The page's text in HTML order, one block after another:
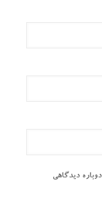
دیدگاهی